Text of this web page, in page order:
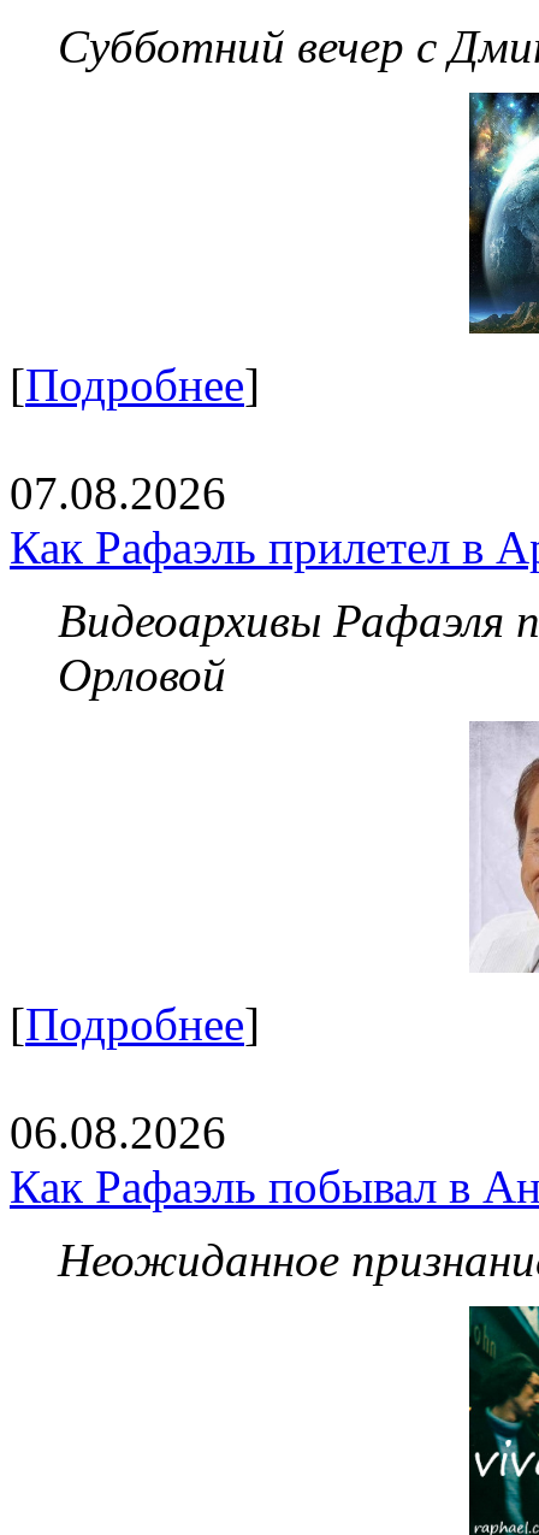
Субботний вечер с
[Подробнее]
07.08.2026
Как Рафаэль прилетел в
Видеоархивы Рафаэля
Орловой
[Подробнее]
06.08.2026
Как Рафаэль побывал в
Неожиданное